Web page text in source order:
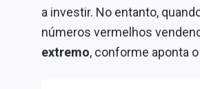
a investir. No entanto,
números vermelhos
extremo, conforme aponta